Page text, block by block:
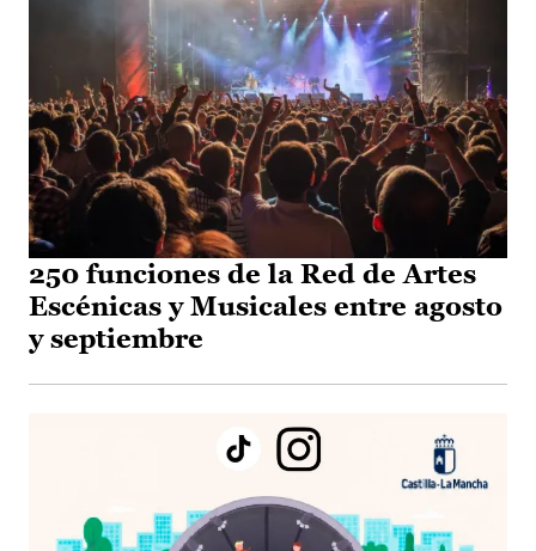
250 funciones de la Red de Artes
Escénicas y Musicales entre agosto
y septiembre